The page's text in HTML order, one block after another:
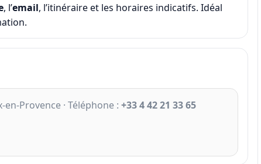
, l’email, l’itinéraire et les horaires indicatifs. Idéal
en-Provence · Téléphone :+33 4 42 21 33 65